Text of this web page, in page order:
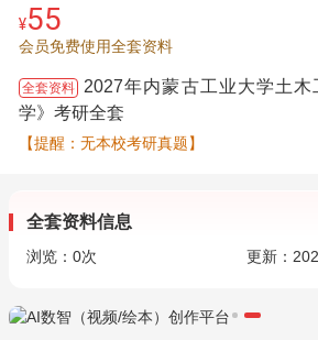
¥55
会员免费使用全套资料
全套资料
2027年内蒙古工业大学土
学》考研全套
【提醒：无本校考研真题】
全套资料信息
浏览： 0次 更新：